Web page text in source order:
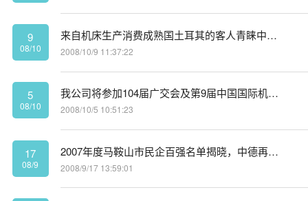
9
08/10
来自机床生产消费成熟国土耳其的客人青睐中德产品
2008/10/9 11:37:22
5
08/10
我公司将参加104届广交会及第9届中国国际机床工具展览会，欢迎国内外新老客户莅临指导
2008/10/5 10:51:23
17
08/9
2007年度马鞍山市民企百强名单揭晓，中德再次榜上有名且排名逐年稳中有升
2008/9/17 13:59:01